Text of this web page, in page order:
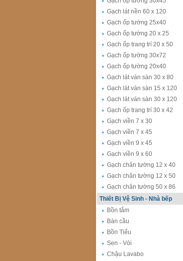
Gạch lát nền 60 x 120
Gạch ốp tường 25x40
Gạch ốp tường 20 x 25
Gạch ốp trang trí 20 x 50
Gạch ốp tường 30x72
Gạch ốp tường 20x40
Gạch lát ván sàn 30 x 80
Gạch lát ván sàn 15 x 120
Gạch lát ván sàn 30 x 120
Gạch ốp trang trí 30 x 42
Gạch viền 7 x 30
Gạch viền 7 x 45
Gạch viền 9 x 45
Gạch viền 9 x 60
Gạch chân tường 12 x 40
Gạch chân tường 12 x 50
Gạch chân tường 50 x 86
Thiết Bị Vệ Sinh - Nhà bếp
Bồn tắm
Bàn cầu
Bồn Tiểu
Sen - Vòi
Chậu Lavabo